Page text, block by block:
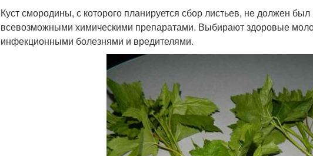
Куст смородины, с которого планируется сбор листьев, не должен
всевозможными химическими препаратами. Выбирают здоровые
инфекционными болезнями и вредителями.